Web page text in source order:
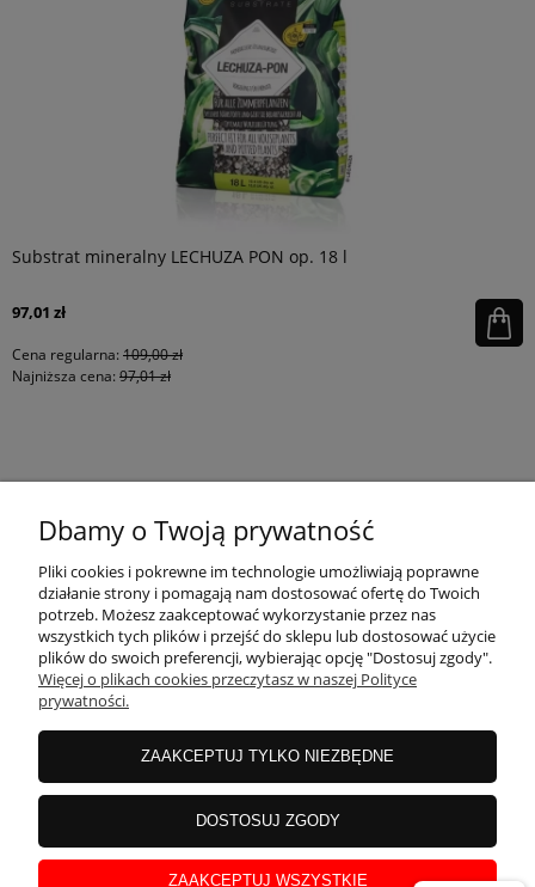
Substrat mineralny LECHUZA PON op. 18 l
97,01 zł
Cena regularna: 109,00 zł
Najniższa cena: 97,01 zł
MOJE KONTO
PŁATNOŚCI I DOSTAWA
INFORMACJE
INSTRUKCJE
Dbamy o Twoją prywatność
Pliki cookies i pokrewne im technologie umożliwiają poprawne
działanie strony i pomagają nam dostosować ofertę do Twoich
potrzeb. Możesz zaakceptować wykorzystanie przez nas
wszystkich tych plików i przejść do sklepu lub dostosować użycie
plików do swoich preferencji, wybierając opcję "Dostosuj zgody".
Więcej o plikach cookies przeczytasz w naszej Polityce
prywatności.
ZAAKCEPTUJ TYLKO NIEZBĘDNE
DOSTOSUJ ZGODY
ZAAKCEPTUJ WSZYSTKIE